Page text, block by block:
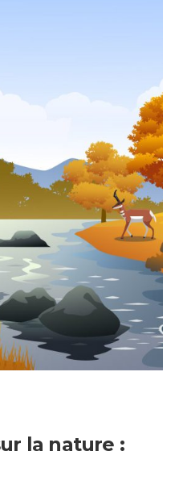
la nature :